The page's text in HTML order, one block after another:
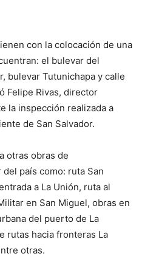
con la colocación de una
el bulevar del
bulevar Tutunichapa y calle
Felipe Rivas, director
la inspección realizada a
de San Salvador.
otras obras de
país como: ruta San
a La Unión, ruta al
en San Miguel, obras en
del puerto de La
rutas hacia fronteras La
otras.